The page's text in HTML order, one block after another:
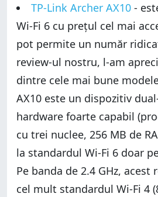
TP-Link Archer AX10 -
Wi-Fi 6 cu prețul cel mai
pot permite un număr
review-ul nostru, l-am
dintre cele mai bune
AX10 este un dispozitiv
hardware foarte capabil
cu trei nuclee, 256 MB de
la standardul Wi-Fi 6 doar
Pe banda de 2.4 GHz,
cel mult standardul Wi-Fi 4